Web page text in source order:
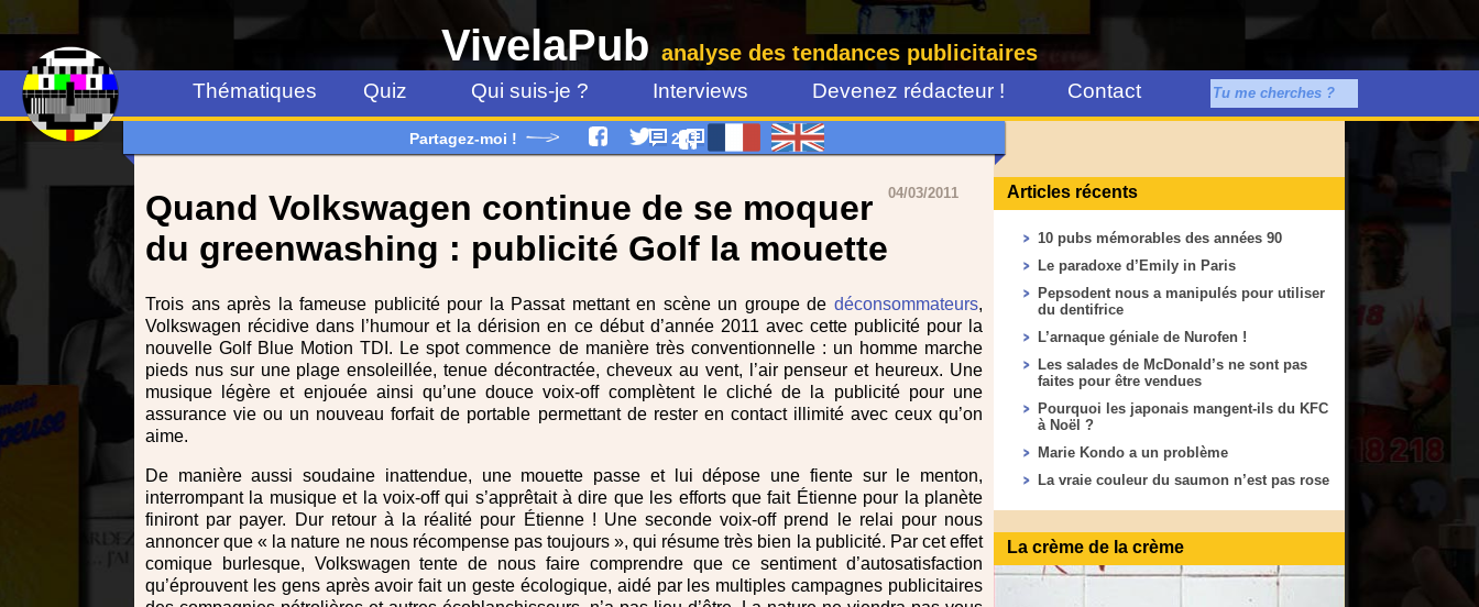
VivelaPub analyse des tendances publicitaires
Thématiques Quiz Qui suis-je ? Interviews Devenez rédacteur ! Contact
Partagez-moi ! 2
04/03/2011
Quand Volkswagen continue de se moquer
du greenwashing : publicité Golf la mouette
Trois ans après la fameuse publicité pour la Passat mettant en scène un groupe de déconsommateurs,
Volkswagen récidive dans l’humour et la dérision en ce début d’année 2011 avec cette publicité pour la
nouvelle Golf Blue Motion TDI. Le spot commence de manière très conventionnelle : un homme marche
pieds nus sur une plage ensoleillée, tenue décontractée, cheveux au vent, l’air penseur et heureux. Une
musique légère et enjouée ainsi qu’une douce voix-off complètent le cliché de la publicité pour une
assurance vie ou un nouveau forfait de portable permettant de rester en contact illimité avec ceux qu’on
aime.
De manière aussi soudaine inattendue, une mouette passe et lui dépose une fiente sur le menton,
interrompant la musique et la voix-off qui s’apprêtait à dire que les efforts que fait Étienne pour la planète
finiront par payer. Dur retour à la réalité pour Étienne ! Une seconde voix-off prend le relai pour nous
annoncer que « la nature ne nous récompense pas toujours », qui résume très bien la publicité. Par cet effet
comique burlesque, Volkswagen tente de nous faire comprendre que ce sentiment d’autosatisfaction
qu’éprouvent les gens après avoir fait un geste écologique, aidé par les multiples campagnes publicitaires
Articles récents
10 pubs mémorables des années 90
Le paradoxe d’Emily in Paris
Pepsodent nous a manipulés pour utiliser
du dentifrice
L’arnaque géniale de Nurofen !
Les salades de McDonald’s ne sont pas
faites pour être vendues
Pourquoi les japonais mangent-ils du KFC
à Noël ?
Marie Kondo a un problème
La vraie couleur du saumon n’est pas rose
La crème de la crème